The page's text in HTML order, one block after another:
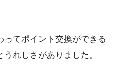
ってポイント交換ができる
れしさがありました。